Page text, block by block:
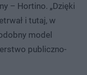
– Hortino. „Dzięki
i tutaj, w
model
publiczno-